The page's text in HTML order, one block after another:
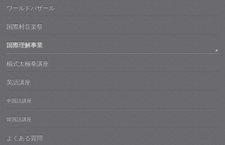
ワールドバザール
国際村音楽祭
国際理解事業
楊式太極拳講座
英語講座
中国語講座
韓国語講座
よくある質問